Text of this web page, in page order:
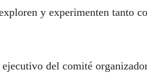
y experimenten tanto
del comité